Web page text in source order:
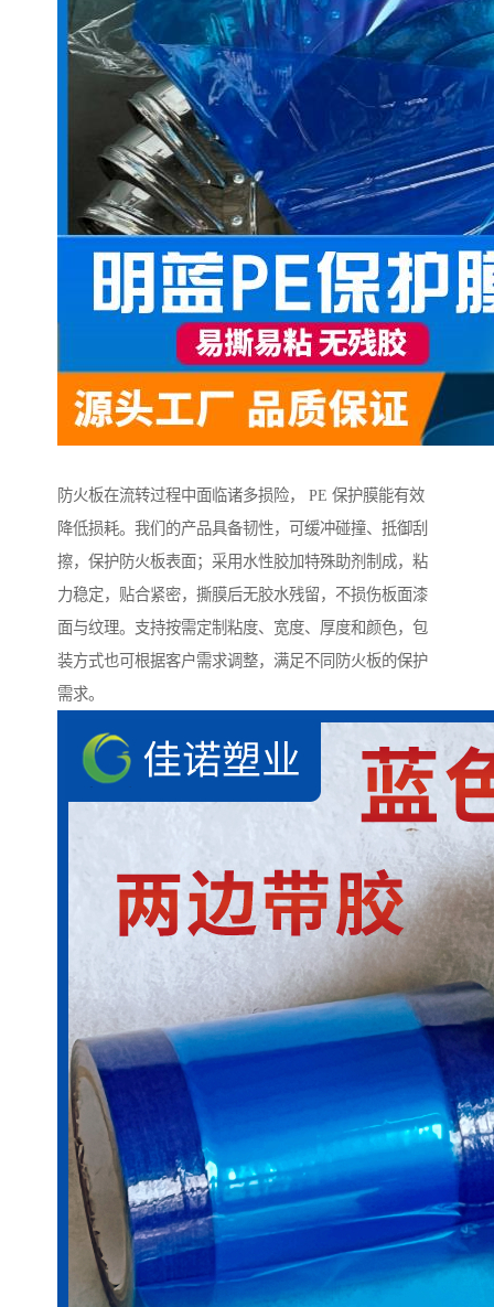
防火板在流转过程中面临诸多损险， PE 保护膜能有效
降低损耗。我们的产品具备韧性，可缓冲碰撞、抵御刮
擦，保护防火板表面；采用水性胶加特殊助剂制成，粘
力稳定，贴合紧密，撕膜后无胶水残留，不损伤板面漆
面与纹理。支持按需定制粘度、宽度、厚度和颜色，包
装方式也可根据客户需求调整，满足不同防火板的保护
需求。